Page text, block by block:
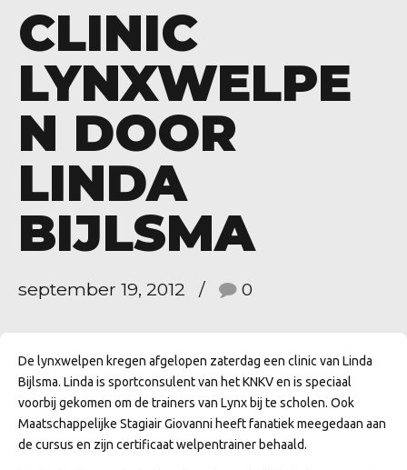
CLINIC
LYNXWELPE
N DOOR
LINDA
BIJLSMA
september 19, 2012 0
De lynxwelpen kregen afgelopen zaterdag een clinic van Linda
Bijlsma. Linda is sportconsulent van het KNKV en is speciaal
voorbij gekomen om de trainers van Lynx bij te scholen. Ook
Maatschappelijke Stagiair Giovanni heeft fanatiek meegedaan aan
de cursus en zijn certificaat welpentrainer behaald.